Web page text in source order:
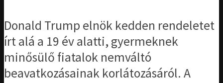
Donald Trump elnök kedden rendeletet
írt alá a 19 év alatti, gyermeknek
minősülő fiatalok nemváltó
beavatkozásainak korlátozásáról. A